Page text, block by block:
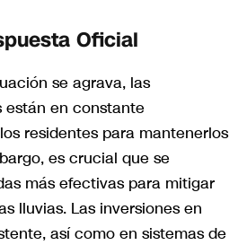
Oficial
se agrava, las
están en constante
residentes para mantenerlos
es crucial que se
más efectivas para mitigar
lluvias. Las inversiones en
así como en sistemas de